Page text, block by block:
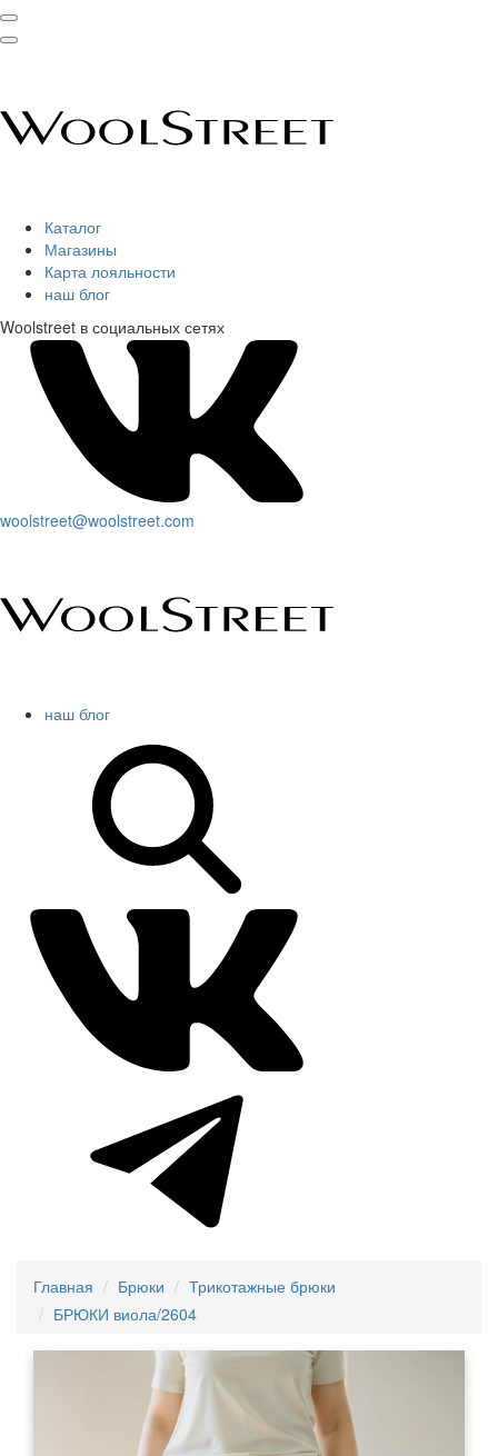
Каталог
Магазины
Карта лояльности
наш блог
Woolstreet в социальных сетях
woolstreet@woolstreet.com
наш блог
Главная Брюки
Трикотажные брюки
БРЮКИ виола/2604